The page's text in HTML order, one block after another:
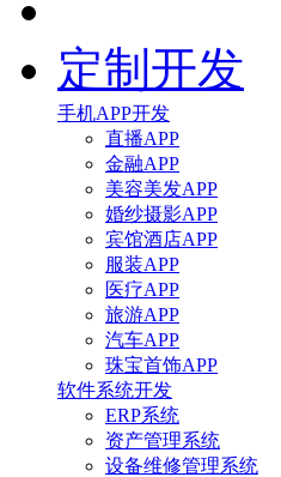
定制开发
手机APP开发
直播APP
金融APP
美容美发APP
婚纱摄影APP
宾馆酒店APP
服装APP
医疗APP
旅游APP
汽车APP
珠宝首饰APP
软件系统开发
ERP系统
资产管理系统
设备维修管理系统